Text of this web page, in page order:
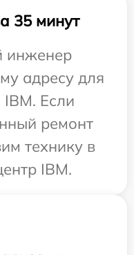
35 минут
инженер
адресу для
IBM. Если
ремонт
технику в
IBM.